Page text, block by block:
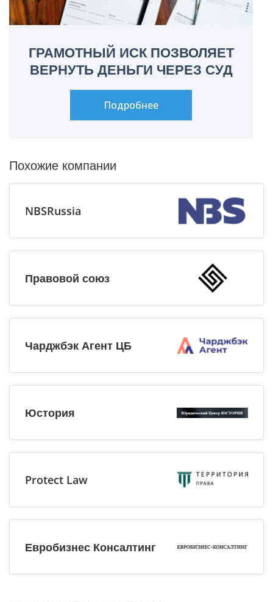
ГРАМОТНЫЙ ИСК ПОЗВОЛЯЕТ
ВЕРНУТЬ ДЕНЬГИ ЧЕРЕЗ СУД
Подробнее
Похожие компании
NBSRussia
Правовой союз
Чарджбэк Агент ЦБ
Юстория
Protect Law
Евробизнес Консалтинг